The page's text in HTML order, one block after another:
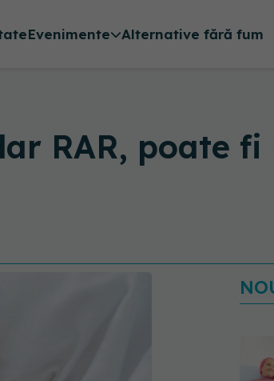
Evenimente Alternative fără fum
RAR, poate fi